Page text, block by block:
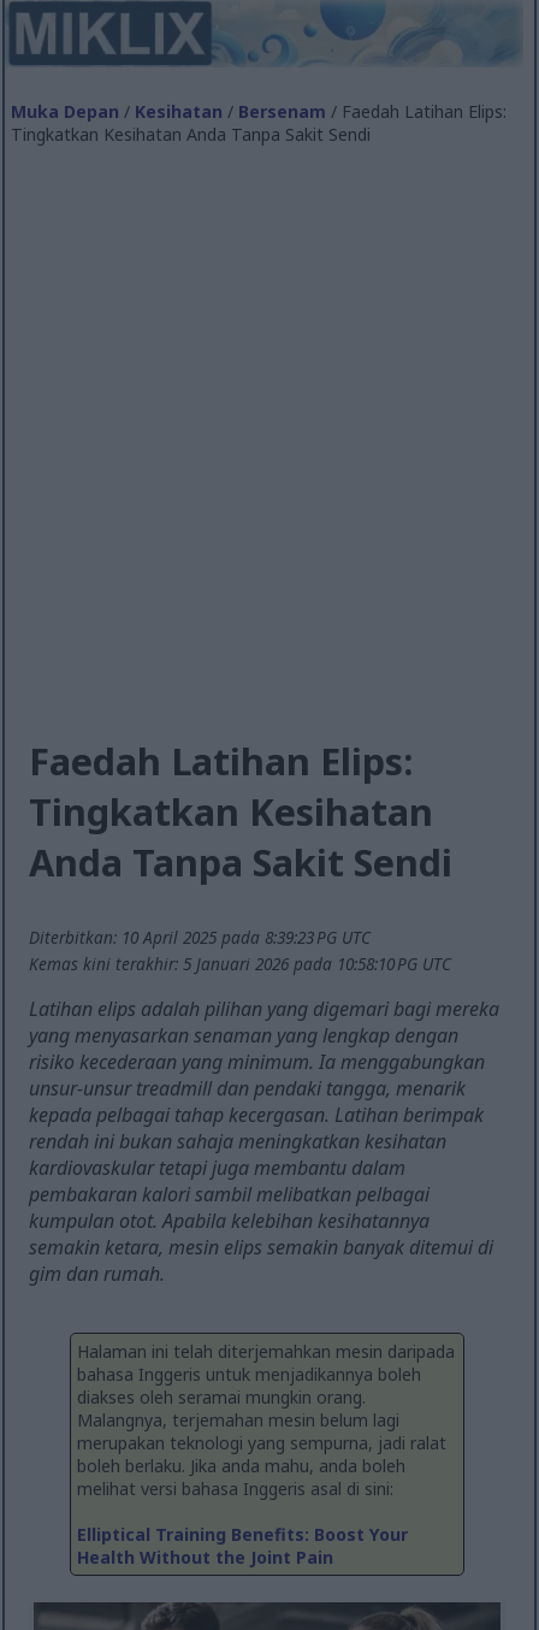
Muka Depan / Kesihatan / Bersenam / Faedah Latihan Elips:
Tingkatkan Kesihatan Anda Tanpa Sakit Sendi
Faedah Latihan Elips:
Tingkatkan Kesihatan
Anda Tanpa Sakit Sendi
Diterbitkan: 10 April 2025 pada 8:39:23 PG UTC
Kemas kini terakhir: 5 Januari 2026 pada 10:58:10 PG UTC
Latihan elips adalah pilihan yang digemari bagi mereka
yang menyasarkan senaman yang lengkap dengan
risiko kecederaan yang minimum. Ia menggabungkan
unsur-unsur treadmill dan pendaki tangga, menarik
kepada pelbagai tahap kecergasan. Latihan berimpak
rendah ini bukan sahaja meningkatkan kesihatan
kardiovaskular tetapi juga membantu dalam
pembakaran kalori sambil melibatkan pelbagai
kumpulan otot. Apabila kelebihan kesihatannya
semakin ketara, mesin elips semakin banyak ditemui di
gim dan rumah.
Halaman ini telah diterjemahkan mesin daripada
bahasa Inggeris untuk menjadikannya boleh
diakses oleh seramai mungkin orang.
Malangnya, terjemahan mesin belum lagi
merupakan teknologi yang sempurna, jadi ralat
boleh berlaku. Jika anda mahu, anda boleh
melihat versi bahasa Inggeris asal di sini:
Elliptical Training Benefits: Boost Your
Health Without the Joint Pain